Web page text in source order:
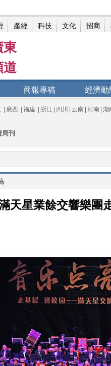
東
道
商報專稿 經濟動
廣西 福建 浙江 四川 云南 河南 湖
刊
天星業餘交響樂團